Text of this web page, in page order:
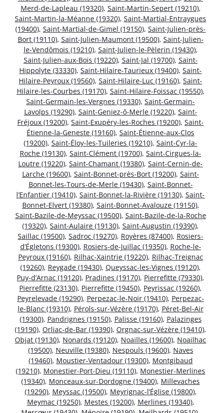
Merd-de-Lapleau (19320), Saint-Martin-Sepert (19210),
Saint-Martin-la-Méanne (19320), Saint-Martial-Entraygues
(19400), Saint-Martial-de-Gimel (19150), Saint-Julien-près-
Bort (19110), Saint-Julien-Maumont (19500), Saint-Julien-
le-Vendômois (19210), Saint-Julien-le-Pèlerin (19430),
Saint-Julien-aux-Bois (19220), Saint-Jal (19700), Saint-
Hippolyte (33330), Saint-Hilaire-Taurieux (19400), Saint-
Hilaire-Peyroux (19560), Saint-Hilaire-Luc (19160), Saint-
Hilaire-les-Courbes (19170), Saint-Hilaire-Foissac (19550),
Saint-Germain-les-Vergnes (19330), Saint-Germain-
Lavolps (19290), Saint-Geniez-ô-Merle (19220), Saint-
Fréjoux (19200), Saint-Exupéry-les-Roches (19200), Saint-
Étienne-la-Geneste (19160), Saint-Étienne-aux-Clos
(19200), Saint-Éloy-les-Tuileries (19210), Saint-Cyr-la-
Roche (19130), Saint-Clément (19700), Saint-Cirgues-la-
Loutre (19220), Saint-Chamant (19380), Saint-Cernin-de-
Larche (19600), Saint-Bonnet-près-Bort (19200), Saint-
Bonnet-les-Tours-de-Merle (19430), Saint-Bonnet-
l’Enfantier (19410), Saint-Bonnet-la-Rivière (19130), Saint-
Bonnet-Elvert (19380), Saint-Bonnet-Avalouze (19150),
Saint-Bazile-de-Meyssac (19500), Saint-Bazile-de-la-Roche
(19320), Saint-Aulaire (19130), Saint-Augustin (19390),
Saillac (19500), Sadroc (19270), Royères (87400), Rosiers-
d’Égletons (19300), Rosiers-de-Juillac (19350), Roche-le-
Peyroux (19160), Rilhac-Xaintrie (19220), Rilhac-Treignac
(19260), Reygade (19430), Queyssac-les-Vignes (19120),
Puy-d’Arnac (19120), Pradines (19170), Pierrefitte (79330),
Pierrefitte (23130), Pierrefitte (19450), Peyrissac (19260),
Peyrelevade (19290), Perpezac-le-Noir (19410), Perpezac-
le-Blanc (19310), Pérols-sur-Vézère (19170), Péret-Bel-Air
(19300), Pandrignes (19150), Palisse (19160), Palazinges
(19190), Orliac-de-Bar (19390), Orgnac-sur-Vézère (19410),
Objat (19130), Nonards (19120), Noailles (19600), Noailhac
(19500), Neuville (19380), Nespouls (19600), Naves
(19460), Moustier-Ventadour (19300), Montgibaud
(19210), Monestier-Port-Dieu (19110), Monestier-Merlines
(19340), Monceaux-sur-Dordogne (19400), Millevaches
(19290), Meyssac (19500), Meyrignac-l’Église (19800),
Meymac (19250), Mestes (19200), Merlines (19340),